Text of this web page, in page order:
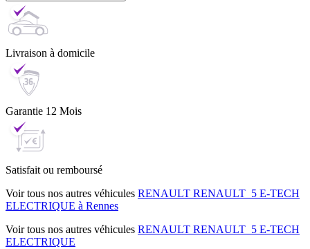
Livraison à domicile
Garantie 12 Mois
Satisfait ou remboursé
Voir tous nos autres véhicules RENAULT RENAULT_5 E-TECH
ELECTRIQUE à Rennes
Voir tous nos autres véhicules RENAULT RENAULT_5 E-TECH
ELECTRIQUE